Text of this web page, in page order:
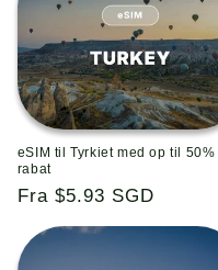
eSIM til Tyrkiet med op til 50%
rabat
Almindelig
Fra $5.93 SGD